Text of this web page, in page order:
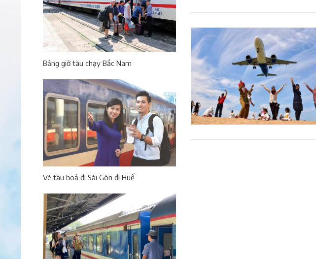
Bảng giờ tàu chạy Bắc Nam
Vé tàu hoả đi Sài Gòn đi Huế